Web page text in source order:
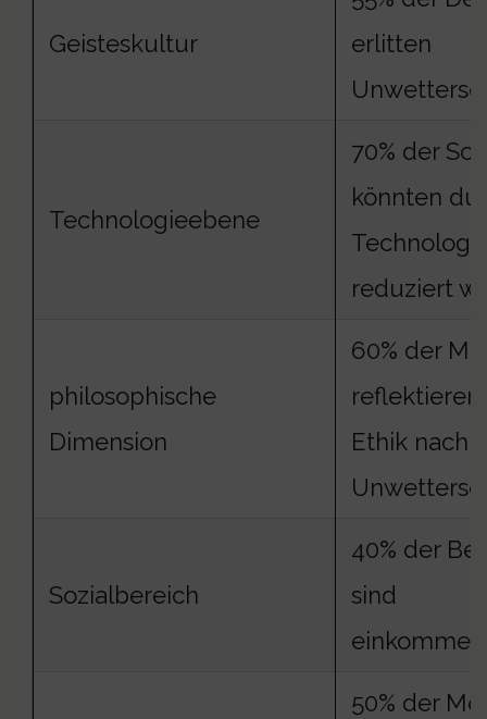
Geisteskultur
erlitten
Technologieebene
70% der
könnten
reduziert
philosophische
Dimension
60% der
Ethik nach
Sozialbereich
40% der
sind
50% der